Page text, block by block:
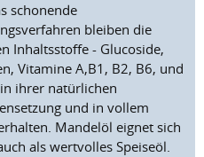
schonende
bleiben die
Inhaltsstoffe - Glucoside,
Vitamine A,B1, B2, B6, und
ihrer natürlichen
und in vollem
Mandelöl eignet sich
als wertvolles Speiseöl.